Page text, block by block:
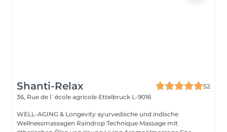
Shanti-Relax
52
36, Rue de l`école agricole Ettelbruck L-9016
WELL-AGING & Longevity ayurvedische und indische
Wellnessmassagen Raindrop Technique Massage mit